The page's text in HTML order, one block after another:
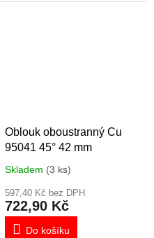
Oblouk oboustranný Cu
95041 45° 42 mm
Skladem (3 ks)
597,40 Kč bez DPH
722,90 Kč
Do košíku